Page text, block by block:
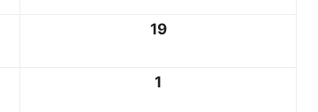
19
1